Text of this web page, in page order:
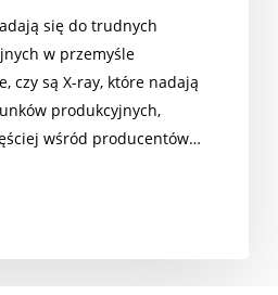
się do trudnych
w przemyśle
czy są X-ray, które nadają
produkcyjnych,
wśród producentów…